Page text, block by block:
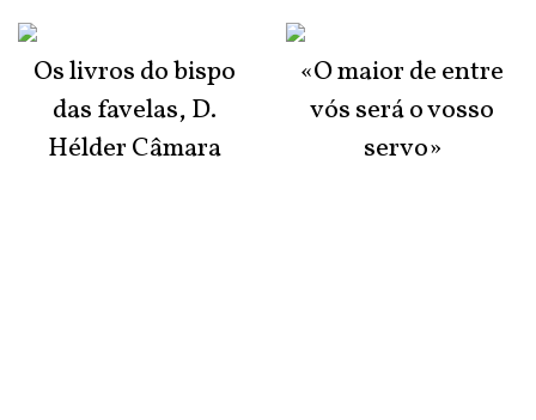
Os livros do bispo
das favelas, D.
Hélder Câmara
«O maior de entre
vós será o vosso
servo»